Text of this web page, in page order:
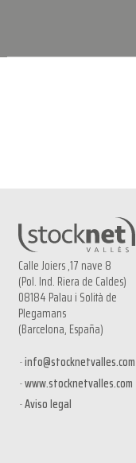
Calle Joiers ,17 nave 8
(Pol. Ind. Riera de Caldes)
08184 Palau i Solità de
Plegamans
(Barcelona, España)
info@stocknetvalles.com
www.stocknetvalles.com
Aviso legal